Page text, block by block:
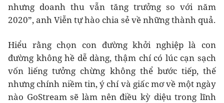
nhưng doanh thu vẫn tăng trưởng so với năm
2020”, anh Viễn tự hào chia sẻ về những thành quả.
Hiểu rằng chọn con đường khởi nghiệp là con
đường không hề dễ dàng, thậm chí có lúc cạn sạch
vốn liếng tưởng chừng không thể bước tiếp, thế
nhưng chính niềm tin, ý chí và giấc mơ về một ngày
nào GoStream sẽ làm nên điều kỳ diệu trong lĩnh